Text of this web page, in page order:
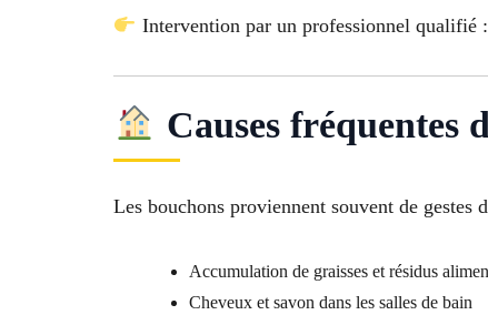
Intervention par un professionnel qualifié :
Causes fréquentes
Les bouchons proviennent souvent de gestes
Accumulation de graisses et résidus
Cheveux et savon dans les salles de bain